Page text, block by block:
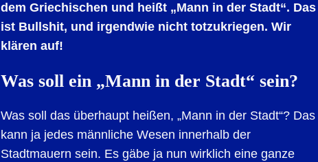
dem Griechischen und heißt „Mann in der Stadt“. Das
ist Bullshit, und irgendwie nicht totzukriegen. Wir
klären auf!
Was soll ein „Mann in der Stadt“ sein?
Was soll das überhaupt heißen, „Mann in der Stadt“? Das
kann ja jedes männliche Wesen innerhalb der
Stadtmauern sein. Es gäbe ja nun wirklich eine ganze